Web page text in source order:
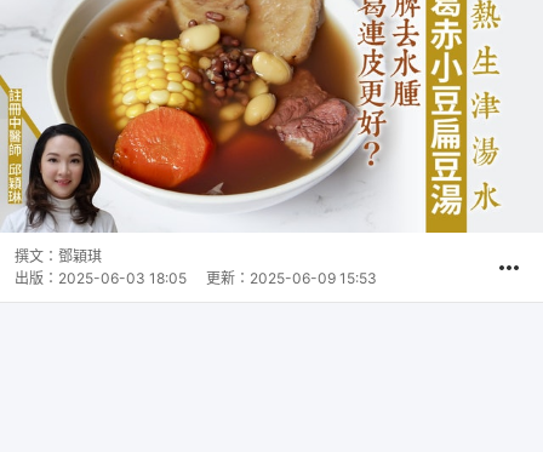
撰文： 鄧穎琪
出版： 2025-06-03 18:05 更新： 2025-06-09 15:53